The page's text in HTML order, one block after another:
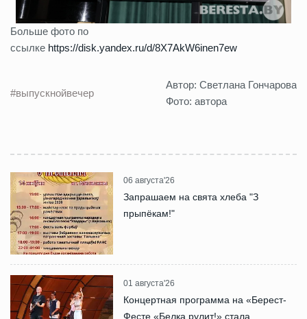
Больше фото по
ссылке https://disk.yandex.ru/d/8X7AkW6inen7ew
#выпускнойвечер
Автор: Светлана Гончарова
Фото: автора
06 августа'26
Запрашаем на свята хлеба "З
прыпёкам!"
01 августа'26
Концертная программа на «Берест-
Фесте «Белка рулит!» стала